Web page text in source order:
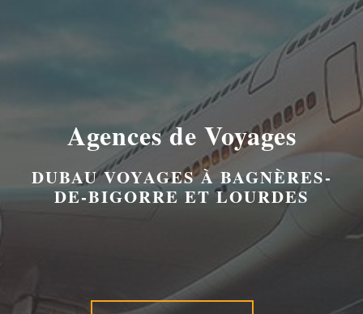
Agences de Voyages
DUBAU VOYAGES À BAGNÈRES-
DE-BIGORRE ET LOURDES